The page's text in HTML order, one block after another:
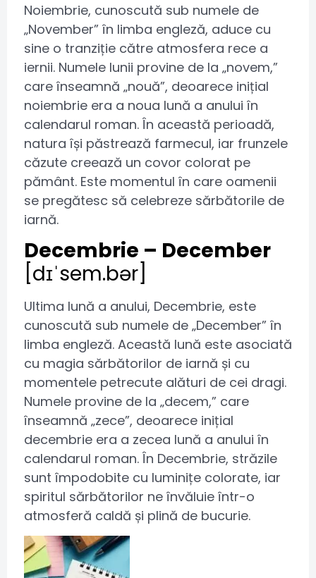
Noiembrie, cunoscută sub numele de
„November” în limba engleză, aduce cu
sine o tranziție către atmosfera rece a
iernii. Numele lunii provine de la „novem,”
care înseamnă „nouă”, deoarece inițial
noiembrie era a noua lună a anului în
calendarul roman. În această perioadă,
natura își păstrează farmecul, iar frunzele
căzute creează un covor colorat pe
pământ. Este momentul în care oamenii
se pregătesc să celebreze sărbătorile de
iarnă.
Decembrie – December
[dɪˈsem.bər]
Ultima lună a anului, Decembrie, este
cunoscută sub numele de „December” în
limba engleză. Această lună este asociată
cu magia sărbătorilor de iarnă și cu
momentele petrecute alături de cei dragi.
Numele provine de la „decem,” care
înseamnă „zece”, deoarece inițial
decembrie era a zecea lună a anului în
calendarul roman. În Decembrie, străzile
sunt împodobite cu luminițe colorate, iar
spiritul sărbătorilor ne învăluie într-o
atmosferă caldă și plină de bucurie.